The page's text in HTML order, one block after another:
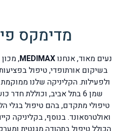
מדימקס
נעים מאוד, אנחנוMEDIMAX
,
בשיקום אורתופדי, טיפול
ולפעילות. הקליניקה שלנו
שמן 6 בתל אביב, וכוללת
טיפולי מתקדם, בהם טיפול בגלי
ואולטרסאונד. בנוסף, בקליניקה